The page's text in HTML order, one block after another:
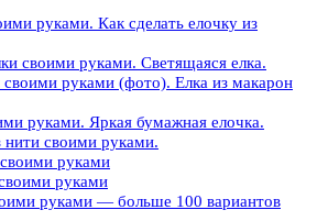
руками. Как сделать елочку из
своими руками. Светящаяся елка.
своими руками (фото). Елка из макарон
руками. Яркая бумажная елочка.
нити своими руками.
руками
руками
руками — больше 100 вариантов